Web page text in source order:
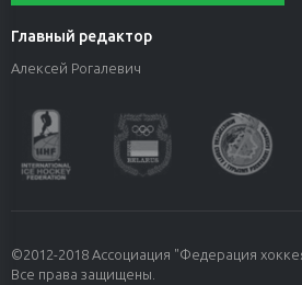
Главный редактор
Алексей Рогалевич
©2012-2018 Ассоциация "Федерация
Все права защищены.